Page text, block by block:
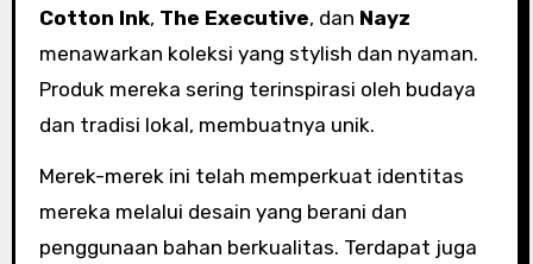
Cotton Ink, The Executive, dan Nayz
menawarkan koleksi yang stylish dan nyaman.
Produk mereka sering terinspirasi oleh budaya
dan tradisi lokal, membuatnya unik.
Merek-merek ini telah memperkuat identitas
mereka melalui desain yang berani dan
penggunaan bahan berkualitas. Terdapat juga